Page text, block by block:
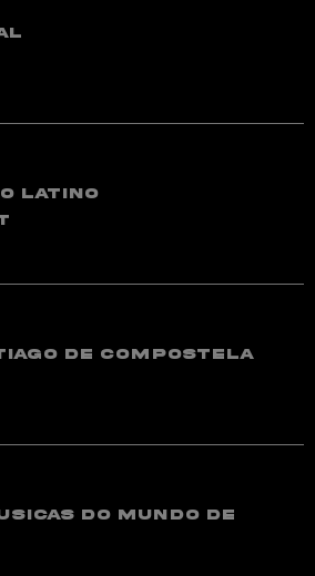
Latino
de Compostela
do Mundo de